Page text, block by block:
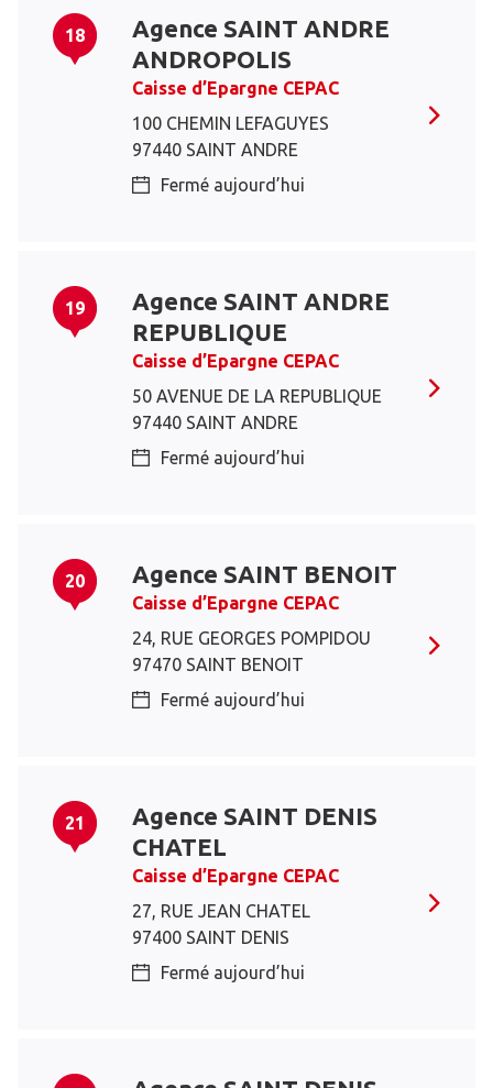
18
Agence SAINT ANDRE
ANDROPOLIS
Caisse d’Epargne CEPAC
100 CHEMIN LEFAGUYES
97440 SAINT ANDRE
Fermé aujourd’hui
19
Agence SAINT ANDRE
REPUBLIQUE
Caisse d’Epargne CEPAC
50 AVENUE DE LA REPUBLIQUE
97440 SAINT ANDRE
Fermé aujourd’hui
20 Agence SAINT BENOIT
Caisse d’Epargne CEPAC
24, RUE GEORGES POMPIDOU
97470 SAINT BENOIT
Fermé aujourd’hui
21
Agence SAINT DENIS
CHATEL
Caisse d’Epargne CEPAC
27, RUE JEAN CHATEL
97400 SAINT DENIS
Fermé aujourd’hui